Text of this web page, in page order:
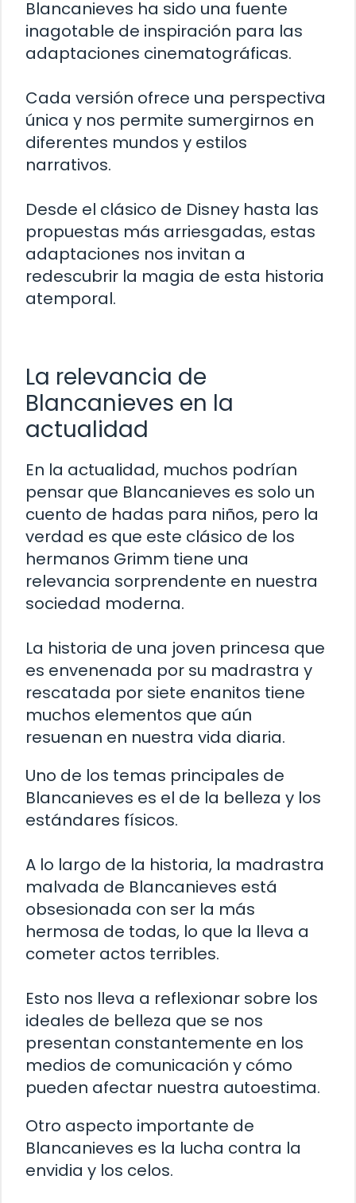
Blancanieves ha sido una fuente
inagotable de inspiración para las
adaptaciones cinematográficas.
Cada versión ofrece una perspectiva
única y nos permite sumergirnos en
diferentes mundos y estilos
narrativos.
Desde el clásico de Disney hasta las
propuestas más arriesgadas, estas
adaptaciones nos invitan a
redescubrir la magia de esta historia
atemporal.
La relevancia de
Blancanieves en la
actualidad
En la actualidad, muchos podrían
pensar que Blancanieves es solo un
cuento de hadas para niños, pero la
verdad es que este clásico de los
hermanos Grimm tiene una
relevancia sorprendente en nuestra
sociedad moderna.
La historia de una joven princesa que
es envenenada por su madrastra y
rescatada por siete enanitos tiene
muchos elementos que aún
resuenan en nuestra vida diaria.
Uno de los temas principales de
Blancanieves es el de la belleza y los
estándares físicos.
A lo largo de la historia, la madrastra
malvada de Blancanieves está
obsesionada con ser la más
hermosa de todas, lo que la lleva a
cometer actos terribles.
Esto nos lleva a reflexionar sobre los
ideales de belleza que se nos
presentan constantemente en los
medios de comunicación y cómo
pueden afectar nuestra autoestima.
Otro aspecto importante de
Blancanieves es la lucha contra la
envidia y los celos.